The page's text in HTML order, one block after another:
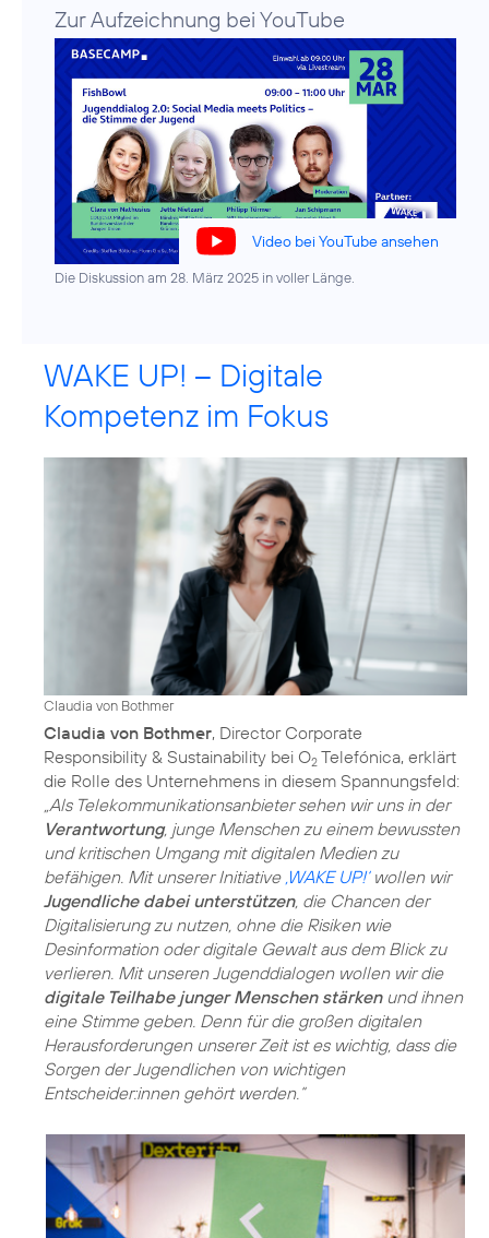
Zur Aufzeichnung bei YouTube
Video bei YouTube ansehen
Die Diskussion am 28. März 2025 in voller Länge.
WAKE UP! – Digitale
Kompetenz im Fokus
Claudia von Bothmer
Claudia von Bothmer, Director Corporate
Responsibility & Sustainability bei O2 Telefónica, erklärt
die Rolle des Unternehmens in diesem Spannungsfeld:
„Als Telekommunikationsanbieter sehen wir uns in der
Verantwortung, junge Menschen zu einem bewussten
und kritischen Umgang mit digitalen Medien zu
befähigen. Mit unserer Initiative ‚WAKE UP!‘wollen wir
Jugendliche dabei unterstützen, die Chancen der
Digitalisierung zu nutzen, ohne die Risiken wie
Desinformation oder digitale Gewalt aus dem Blick zu
verlieren. Mit unseren Jugenddialogen wollen wir die
digitale Teilhabe junger Menschen stärkenund ihnen
eine Stimme geben. Denn für die großen digitalen
Herausforderungen unserer Zeit ist es wichtig, dass die
Sorgen der Jugendlichen von wichtigen
Entscheider:innen gehört werden.“